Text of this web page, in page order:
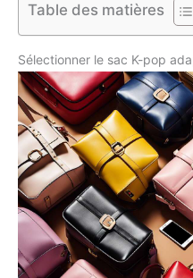
Table des matières
Sélectionner le sac K-pop